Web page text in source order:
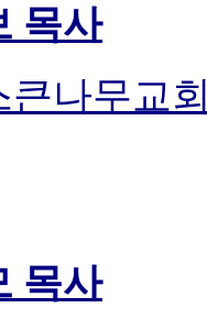
목사
큰나무교회
목사